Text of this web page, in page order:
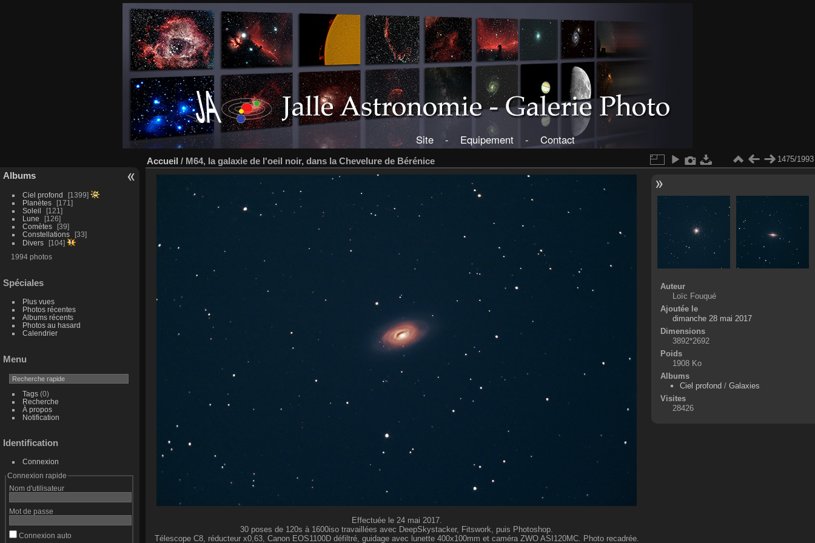
Site - Equipement - Contact
Albums
Ciel profond
1399
Planètes
171
Soleil
121
Lune
126
Comètes
39
Constellations
33
Divers
104
1994 photos
Spéciales
Plus vues
Photos récentes
Albums récents
Photos au hasard
Calendrier
Menu
Tags(0)
Recherche
À propos
Notification
Identification
Connexion
Connexion rapide
Nom d'utilisateur
Mot de passe
Connexion auto
Accueil / M64, la galaxie de l'oeil noir, dans la Chevelure de Bérénice 1475/1993
Effectuée le 24 mai 2017.
30 poses de 120s à 1600iso travaillées avec DeepSkystacker, Fitswork, puis Photoshop.
Télescope C8, réducteur x0,63, Canon EOS1100D défiltré, guidage avec lunette 400x100mm et caméra ZWO ASI120MC. Photo recadrée.
Auteur
Loïc Fouqué
Ajoutée le
dimanche 28 mai 2017
Dimensions
3892*2692
Poids
1908 Ko
Albums
Ciel profond /Galaxies
Visites
28426